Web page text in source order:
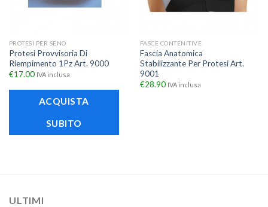
PROTESI PER SENO
Protesi Provvisoria Di
Riempimento 1Pz Art. 9000
€17.00 IVA inclusa
ACQUISTA
SUBITO
FASCE CONTENITIVE
Fascia Anatomica
Stabilizzante Per Protesi Art.
9001
€28.90 IVA inclusa
ULTIMI